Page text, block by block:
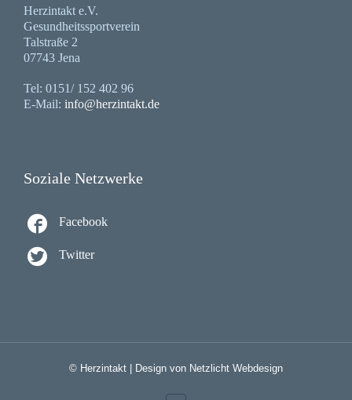
Herzintakt e.V.
Gesundheitssportverein
Talstraße 2
07743 Jena
Tel: 0151/ 152 402 96
E-Mail: info@herzintakt.de
Soziale Netzwerke
 Facebook
 Twitter
© Herzintakt | Design von Netzlicht Webdesign